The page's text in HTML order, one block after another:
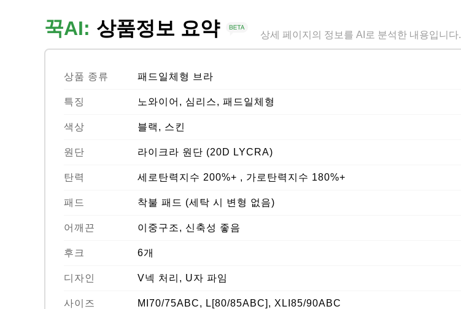
꾹AI: 상품정보 요약 상세 페이지의 정보를 AI로 분석한 내용입니다.
상품 종류 패드일체형 브라
특징 노와이어, 심리스, 패드일체형
색상 블랙, 스킨
원단 라이크라 원단 (20D LYCRA)
탄력 세로탄력지수 200%+ , 가로탄력지수 180%+
패드 착불 패드 (세탁 시 변형 없음)
어깨끈 이중구조, 신축성 좋음
후크 6개
디자인 V넥 처리, U자 파임
사이즈 MI70/75ABC, L[80/85ABC], XLI85/90ABC